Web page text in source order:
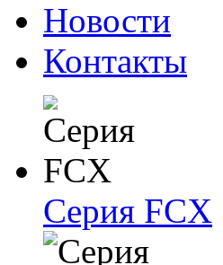
Новости
Контакты
Серия FCX